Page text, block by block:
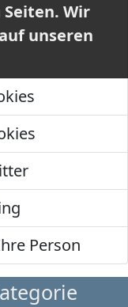
Wir
unseren
Person